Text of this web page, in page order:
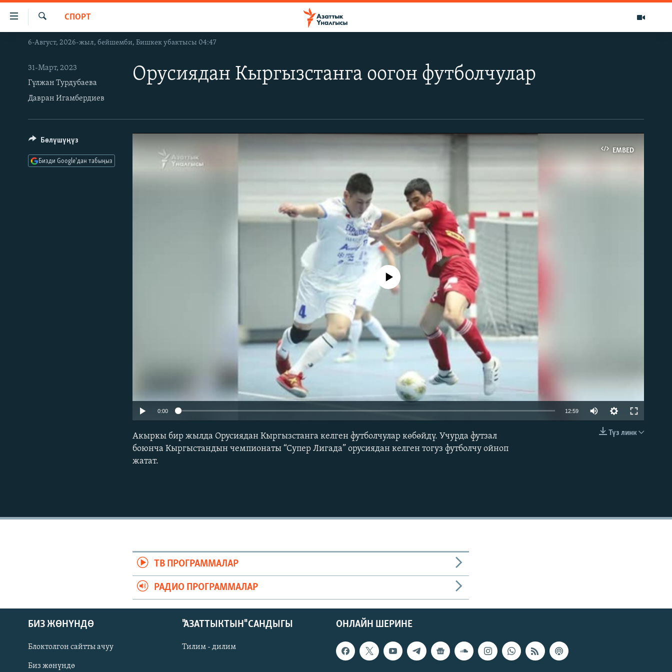
Линктер
Мазмунга
өтүңүз
Навигацияга
Издөөгө
салыңыз
ЖАҢЫЛЫКТАР
КЫРГЫЗСТАН
КЫРГЫЗСТАН
САЯСАТ
ЭКОНОМИКА
МАДАНИЯТ
ДҮЙНӨ
ДҮЙНӨ
БОРБОР АЗИЯ
УКРАИНА
АТАЙЫН ИЛИКТӨӨ
ТВ ПРОГРАММАЛАР
БҮГҮН АЗАТТЫКТА
ПОДКАСТ
Издөө
СПОРТ
6-Август, 2026-жыл, бейшемби, Бишкек убактысы 04:47
Орусиядан Кыргызстанга оогон футболчулар
31-Март, 2023
Гүлжан Турдубаева
Давран Игамбердиев
EMBED
EMBED
Auto 240p 360p
720p 1080p
No media source currently available
0:00 12:59
240p
Түз линк
Акыркы бир жылда Орусиядан Кыргызстанга келген футболчулар көбөйдү. Учурда футзал
боюнча Кыргыстандын чемпионаты “Супер Лигада” орусиядан келген тогуз футболчу ойноп
жатат.
Бөлүшүңүз
Бизди Google'дан табыңыз
ТВ ПРОГРАММАЛАР
РАДИО ПРОГРАММАЛАР
ОНЛАЙН ШЕРИНЕ
БИЗ ЖӨНҮНДӨ
Блоктолгон сайтты ачуу
Биз жөнүндө
"АЗАТТЫКТЫН" САНДЫГЫ
Тилим - дилим